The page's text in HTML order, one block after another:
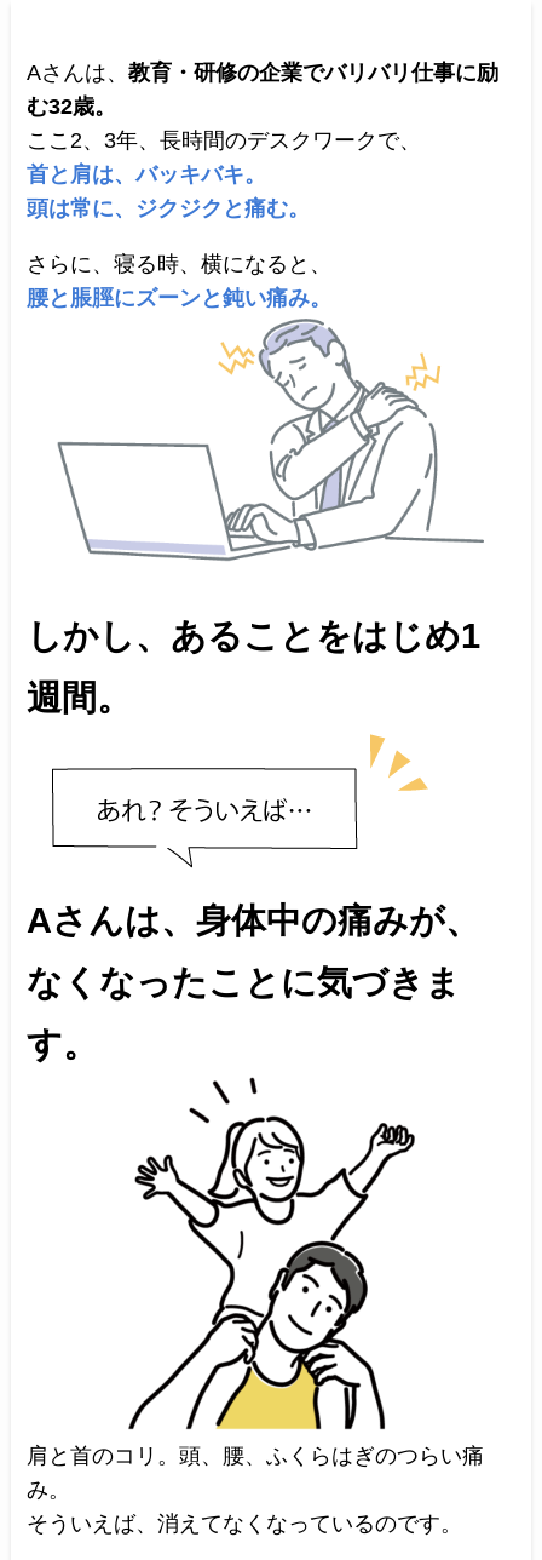
Aさんは、教育・研修の企業でバリバリ仕事に励
む32歳。
ここ2、3年、長時間のデスクワークで、
首と肩は、バッキバキ。
頭は常に、ジクジクと痛む。
さらに、寝る時、横になると、
腰と脹脛にズーンと鈍い痛み。
しかし、あることをはじめ1
週間。
Aさんは、身体中の痛みが、
なくなったことに気づきま
す。
肩と首のコリ。頭、腰、ふくらはぎのつらい痛
み。
そういえば、消えてなくなっているのです。